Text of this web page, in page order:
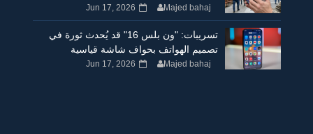
Majed bahaj
Jun 17, 2026
تسريبات: "ون بلس 16" قد يُحدث ثورة في
تصميم الهواتف بحواف شاشة قياسية
Majed bahaj
Jun 17, 2026